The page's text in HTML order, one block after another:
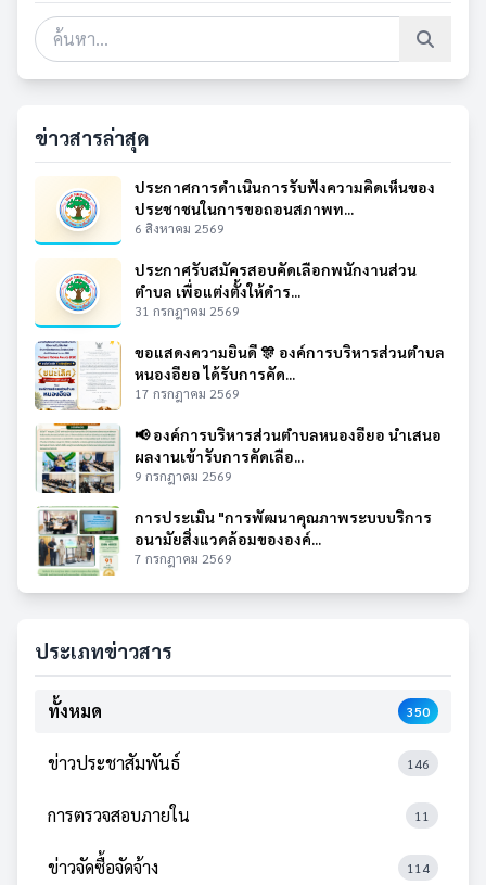
ข่าวสารล่าสุด
ประกาศการดำเนินการรับฟังความคิดเห็นของ
ประชาชนในการขอถอนสภาพท...
6 สิงหาคม 2569
ประกาศรับสมัครสอบคัดเลือกพนักงานส่วน
ตำบล เพื่อแต่งตั้งให้ดำร...
31 กรกฎาคม 2569
ขอแสดงความยินดี 🎊 องค์การบริหารส่วนตำบล
หนองอียอ ได้รับการคัด...
17 กรกฎาคม 2569
📢 องค์การบริหารส่วนตำบลหนองอียอ นำเสนอ
ผลงานเข้ารับการคัดเลือ...
9 กรกฎาคม 2569
การประเมิน "การพัฒนาคุณภาพระบบบริการ
อนามัยสิ่งแวดล้อมขององค์...
7 กรกฎาคม 2569
ประเภทข่าวสาร
ทั้งหมด 350
ข่าวประชาสัมพันธ์ 146
การตรวจสอบภายใน 11
ข่าวจัดซื้อจัดจ้าง 114